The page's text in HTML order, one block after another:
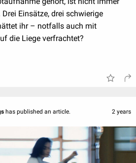
Einsätze, drei schwierige
ihr – notfalls auch mit
die Liege verfrachtet?
has published an article. 2 years